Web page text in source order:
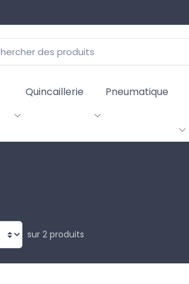
Quincaillerie Pneumatique
sur 2 produits